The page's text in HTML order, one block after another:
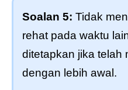
Soalan 5: Tidak
rehat pada waktu
ditetapkan jika telah
dengan lebih awal.